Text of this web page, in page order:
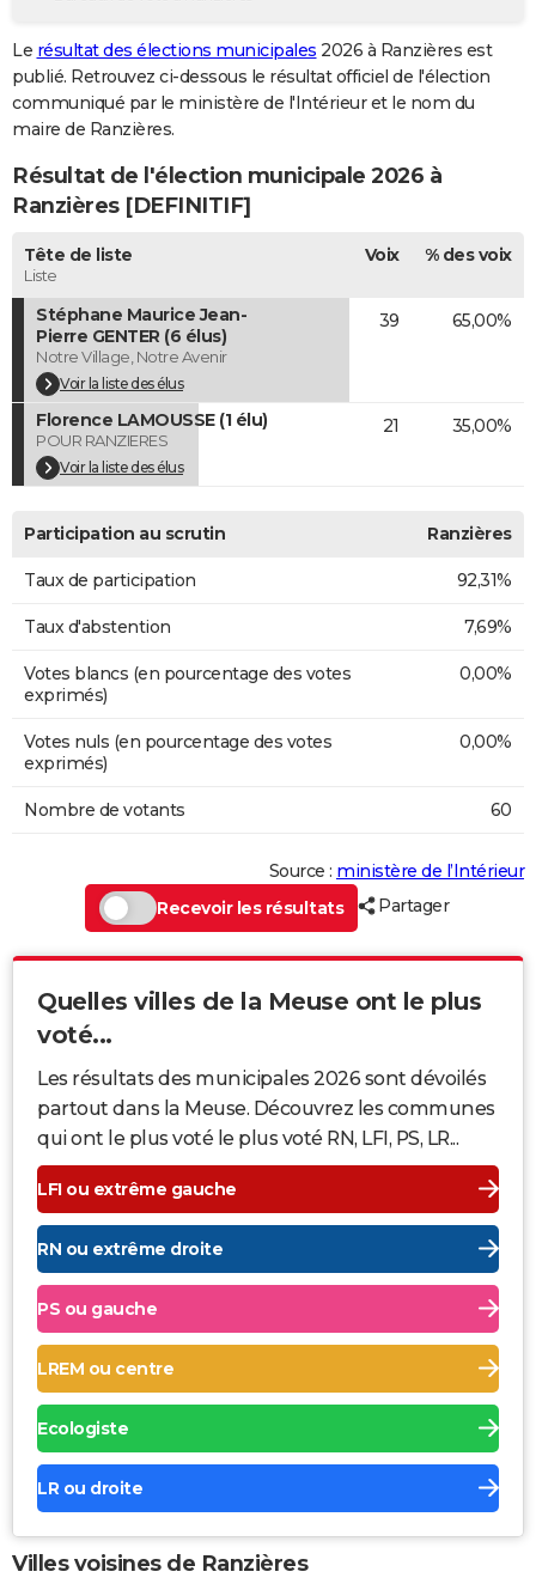
GUIDES D'ACHAT
BONS PLANS
CARTE DE VOEUX
Carte de Noël
Carte Bonne année
Carte Saint-Valentin
Carte Pâques
Carte d'anniversaire
Dictionnaire
Biographies
Citations
Expressions
Proverbes
PROGRAMME TV
COPAINS D'AVANT
S'inscrire
Se connecter
Lycées
Collèges
Primaires
Universités
Entreprises
Service militaire
Avis de recherche
AVIS DE DÉCÈS
FORUM
Bricolage
Lifestyle
Culture
Sport
Auto
Television
Voyage
Cinema
Le résultat des élections municipales 2026 à Ranzières est
publié. Retrouvez ci-dessous le résultat officiel de l'élection
communiqué par le ministère de l'Intérieur et le nom du
maire de Ranzières.
Résultat de l'élection municipale 2026 à
Ranzières [DEFINITIF]
Tête de liste
Liste
Voix % des voix
Stéphane Maurice Jean-
Pierre GENTER (6 élus)
Notre Village, Notre Avenir
Voir la liste des élus
39 65,00%
Florence LAMOUSSE (1 élu)
POUR RANZIERES
Voir la liste des élus
21 35,00%
Participation au scrutin Ranzières
Taux de participation 92,31%
Taux d'abstention 7,69%
Votes blancs (en pourcentage des votes
exprimés)
0,00%
Votes nuls (en pourcentage des votes
exprimés)
0,00%
Nombre de votants 60
Source : ministère de l’Intérieur
Recevoir les résultats
Partager
Quelles villes de la Meuse ont le plus
voté...
Les résultats des municipales 2026 sont dévoilés
partout dans la Meuse. Découvrez les communes
qui ont le plus voté le plus voté RN, LFI, PS, LR...
LFI ou extrême gauche
RN ou extrême droite
PS ou gauche
LREM ou centre
Ecologiste
LR ou droite
Villes voisines de Ranzières